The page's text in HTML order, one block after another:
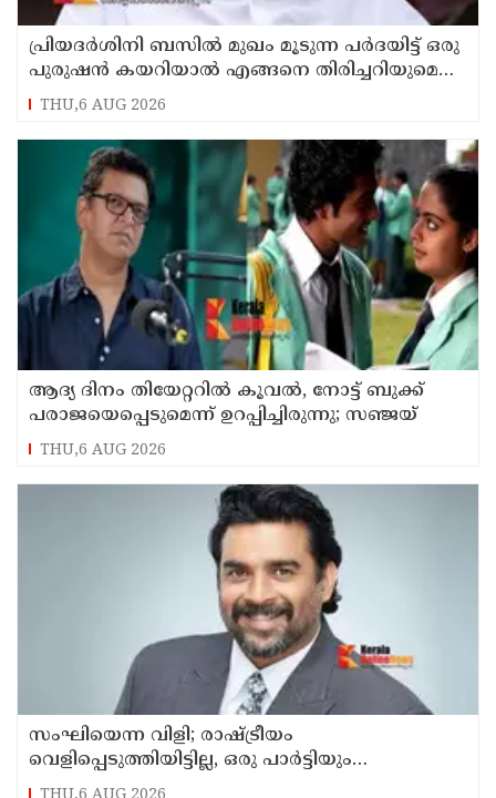
പ്രിയദർശിനി ബസിൽ മുഖം മൂടുന്ന പർദയിട്ട് ഒരു
പുരുഷൻ കയറിയാൽ എങ്ങനെ തിരിച്ചറിയുമെന്ന്
എംഎൻ കാരശ്ശേരി
THU,6 AUG 2026
ആദ്യ ദിനം തിയേറ്ററില്‍ കൂവല്‍, നോട്ട് ബുക്ക്
പരാജയെപ്പെടുമെന്ന് ഉറപ്പിച്ചിരുന്നു; സഞ്ജയ്
THU,6 AUG 2026
സംഘിയെന്ന വിളി; രാഷ്ട്രീയം
വെളിപ്പെടുത്തിയിട്ടില്ല, ഒരു പാര്‍ട്ടിയും
അംഗത്വത്തിന് സമീപിച്ചിട്ടില്ലെന്ന് ആര്‍ മാധവന്‍